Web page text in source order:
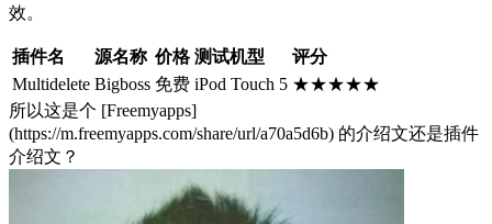
效。
插件名 源名称 价格 测试机型
评分
Multidelete Bigboss 免费 iPod Touch 5 ★★★★★
所以这是个 [Freemyapps]
(https://m.freemyapps.com/share/url/a70a5d6b) 的介绍文还是插件
介绍文？